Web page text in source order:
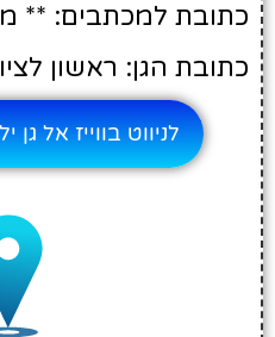
כתובת למכתבים: **
כתובת הגן: ראשון
לניווט בווייז אל גן